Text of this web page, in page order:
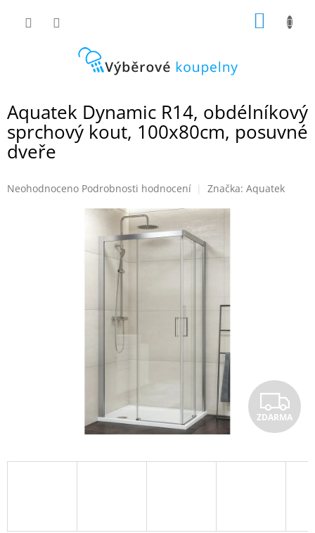
Aquatek Dynamic R14, obdélníkový
sprchový kout, 100x80cm, posuvné
dveře
Průměrné
Neohodnoceno Podrobnosti hodnocení Značka: Aquatek
Z
D
A
ZDARMA